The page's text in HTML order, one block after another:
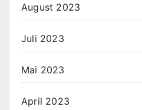
August 2023
Juli 2023
Mai 2023
April 2023